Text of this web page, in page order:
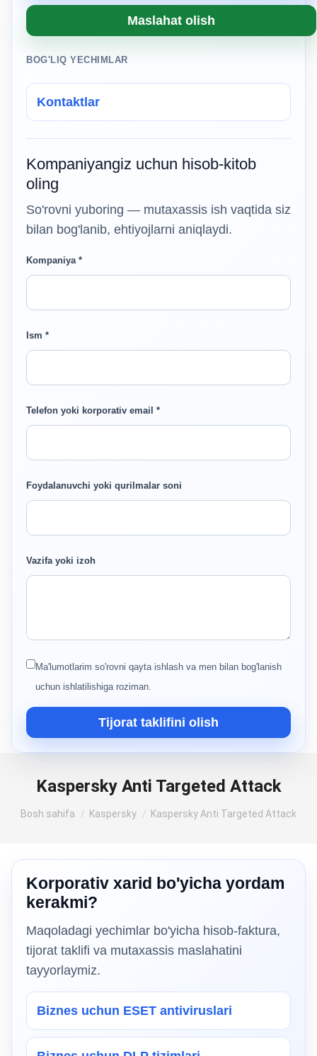
Kaspersky Anti Targeted Attack
Siz shu yerdasiz:
Bosh sahifa Kaspersky Kaspersky Anti Targeted Attack
Maslahat olish
BOG'LIQ YECHIMLAR
Kontaktlar
Kompaniyangiz uchun hisob-kitob
oling
So'rovni yuboring — mutaxassis ish vaqtida siz
bilan bog'lanib, ehtiyojlarni aniqlaydi.
Kompaniya *
Ism *
Telefon yoki korporativ email *
Foydalanuvchi yoki qurilmalar soni
Vazifa yoki izoh
Ma'lumotlarim so'rovni qayta ishlash va men bilan bog'lanish
uchun ishlatilishiga roziman.
Tijorat taklifini olish
Korporativ xarid bo'yicha yordam
kerakmi?
Maqoladagi yechimlar bo'yicha hisob-faktura,
tijorat taklifi va mutaxassis maslahatini
tayyorlaymiz.
Biznes uchun ESET antiviruslari